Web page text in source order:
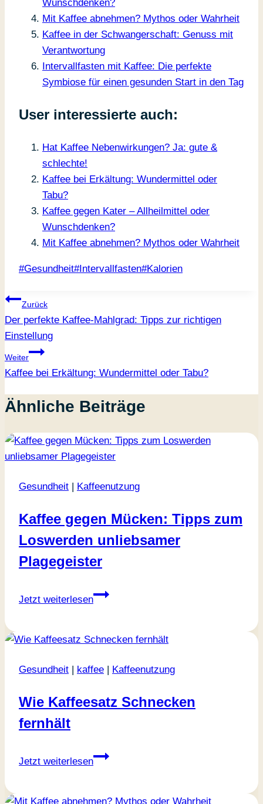
Wunschdenken?
Mit Kaffee abnehmen? Mythos oder Wahrheit
Kaffee in der Schwangerschaft: Genuss mit
Verantwortung
Intervallfasten mit Kaffee: Die perfekte
Symbiose für einen gesunden Start in den Tag
User interessierte auch:
Hat Kaffee Nebenwirkungen? Ja: gute &
schlechte!
Kaffee bei Erkältung: Wundermittel oder
Tabu?
Kaffee gegen Kater – Allheilmittel oder
Wunschdenken?
Mit Kaffee abnehmen? Mythos oder Wahrheit
Schlagworte:
#Gesundheit#Intervallfasten#Kalorien
Beitragsnavigation
Zurück
Der perfekte Kaffee-Mahlgrad: Tipps zur richtigen
Einstellung
Weiter
Kaffee bei Erkältung: Wundermittel oder Tabu?
Ähnliche Beiträge
Gesundheit Kaffeenutzung
Kaffee gegen Mücken: Tipps zum
Loswerden unliebsamer
Plagegeister
Jetzt weiterlesen
Kaffee
Tipps
Loswerden
Plagegeister
Gesundheit kaffee Kaffeenutzung
Wie Kaffeesatz Schnecken
fernhält
Jetzt weiterlesen
Wie